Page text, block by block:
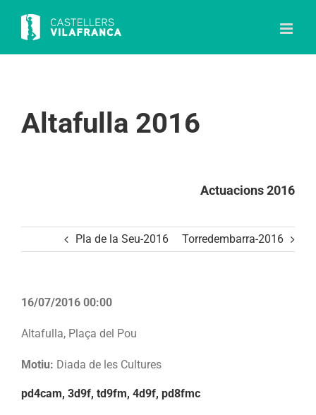
content
Altafulla 2016
Actuacions 2016
Pla de la Seu-2016 Torredembarra-2016
16/07/2016 00:00
Altafulla, Plaça del Pou
Motiu: Diada de les Cultures
pd4cam, 3d9f, td9fm, 4d9f, pd8fmc